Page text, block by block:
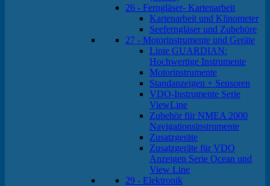
26 - Ferngläser- Kartenarbeit
Kartenarbeit und Klinometer
Seeferngläser und Zubehöre
27 - Motorinstrumente und Geräte
Linie GUARDIAN:
Hochwertige Instrumente
Motorinstrumente
Standanzeigen + Sensoren
VDO-Instrumente Serie
ViewLine
Zubehör für NMEA 2000
Navigationsinstrumente
Zusatzgeräte
Zusatzgeräte für VDO
Anzeigen Serie Ocean und
View Line
29 - Elektronik